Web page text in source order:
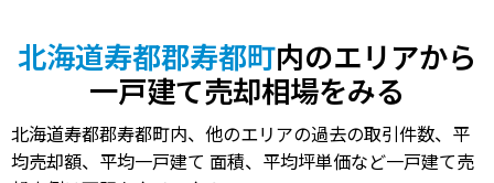
北海道寿都郡寿都町内のエリアから
一戸建て売却相場をみる
北海道寿都郡寿都町内、他のエリアの過去の取引件数、平
均売却額、平均一戸建て 面積、平均坪単価など一戸建て売